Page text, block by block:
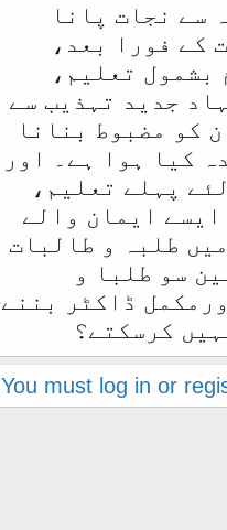
سے نجات پانا
کے فورا بعد،
تعلیم،
جدید تہذیب سے
کو مضبوط بنانا
کیا ہوا ہے۔ اور
پہلے تعلیم،
ایمان والے
طلبہ و طالبات
سو طلبا و
ڈاکٹر بننے
کرسکتے؟
You must log in or